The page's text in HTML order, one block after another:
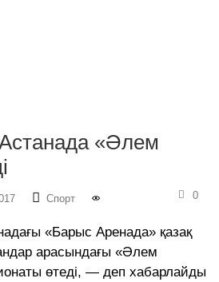
«Әлем
Спорт 0
«Барыс Аренада» қазақ
арасындағы «Әлем
өтеді, — деп хабарлайды